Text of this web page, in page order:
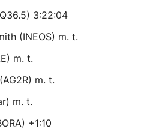
3:22:04
(INEOS) m. t.
m. t.
m. t.
m. t.
+1:10